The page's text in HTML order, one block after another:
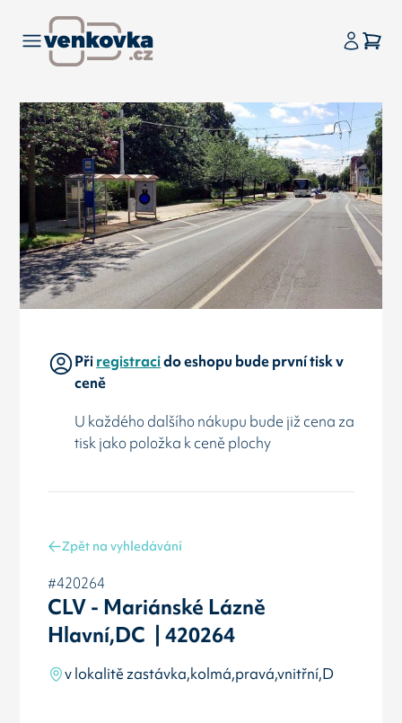
Přiregistracido eshopu bude první tisk v
ceně
U každého dalšího nákupu bude již cena za
tisk jako položka k ceně plochy
Zpět na vyhledávání
#420264
CLV - Mariánské Lázně
Hlavní,DC | 420264
v lokalitě zastávka,kolmá,pravá,vnitřní,D